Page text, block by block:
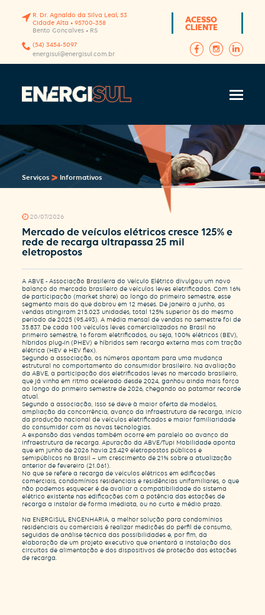
R. Dr. Agnaldo da Silva Leal, 53
Cidade Alta • 95700-358
Bento Gonçalves • RS
(54) 3454-5097
energisul@energisul.com.br
ACESSO
CLIENTE
Serviços > Informativos
20/07/2026
Mercado de veículos elétricos cresce 125% e
rede de recarga ultrapassa 25 mil
eletropostos
A ABVE - Associação Brasileira do Veículo Elétrico divulgou um novo
balanço do mercado brasileiro de veículos leves eletrificados. Com 16%
de participação (market share) ao longo do primeiro semestre, esse
segmento mais do que dobrou em 12 meses. De janeiro a junho, as
vendas atingiram 215.023 unidades, total 125% superior às do mesmo
período de 2025 (95.493). A média mensal de vendas no semestre foi de
35.837. De cada 100 veículos leves comercializados no Brasil no
primeiro semestre, 16 foram eletrificados, ou seja, 100% elétricos (BEV),
híbridos plug-in (PHEV) e híbridos sem recarga externa mas com tração
elétrica (HEV e HEV flex).
Segundo a associação, os números apontam para uma mudança
estrutural no comportamento do consumidor brasileiro. Na avaliação
da ABVE, a participação dos eletrificados leves no mercado brasileiro,
que já vinha em ritmo acelerado desde 2024, ganhou ainda mais força
ao longo do primeiro semestre de 2026, chegando ao patamar recorde
atual.
Segundo a associação, isso se deve à maior oferta de modelos,
ampliação da concorrência, avanço da infraestrutura de recarga, início
da produção nacional de veículos eletrificados e maior familiaridade
do consumidor com as novas tecnologias.
A expansão das vendas também ocorre em paralelo ao avanço da
infraestrutura de recarga. Apuração da ABVE/Tupi Mobilidade aponta
que em junho de 2026 havia 25.429 eletropostos públicos e
semipúblicos no Brasil – um crescimento de 21% sobre a atualização
anterior de fevereiro (21.061).
No que se refere a recarga de veículos elétricos em edificações
comerciais, condomínios residenciais e residências unifamiliares, o que
não podemos esquecer é de avaliar a compatibilidade do sistema
elétrico existente nas edificações com a potência das estações de
recarga a instalar de forma imediata, ou no curto e médio prazo.
Na ENERGISUL ENGENHARIA, a melhor solução para condomínios
residenciais ou comerciais é realizar medições do perfil de consumo,
seguidas de análise técnica das possibilidades e, por fim, da
elaboração de um projeto executivo que orientará a instalação dos
circuitos de alimentação e dos dispositivos de proteção das estações
de recarga.